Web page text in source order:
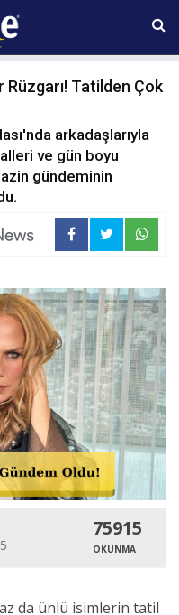
11:28
Rüzgarı! Tatilden Çok
arkadaşlarıyla
ve gün boyu
gündeminin
75915
OKUNMA
da ünlü isimlerin tatil